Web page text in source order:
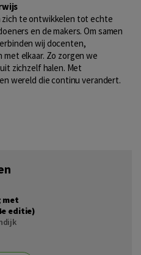
zich te ontwikkelen tot echte
en de makers. Om samen
wij docenten,
elkaar. Zo zorgen we
zichzelf halen. Met
wereld die continu verandert.
met
editie)